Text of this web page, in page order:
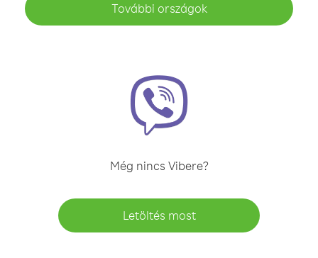
További országok
Még nincs Vibere?
Letöltés most